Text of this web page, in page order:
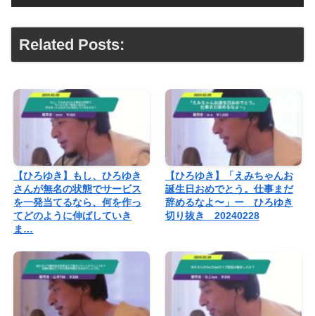
Related Posts:
【ひろゆき】もし、ひろゆき
さんが無名の状態でサービス
を一発当てるなら、何を作っ
てどのように伸ばしていき
ま…
【ひろゆき】「えみちゃんお
誕生日おめでとう。仕事まだ
辞めるなよ〜」ー ひろゆき
切り抜き 20240228